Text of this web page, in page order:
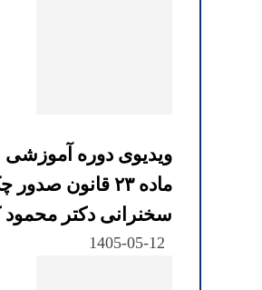
ویدیوی دوره آموزشی
ماده ۲۳ قانون
سخنرانی دکتر محمود
1405-05-12